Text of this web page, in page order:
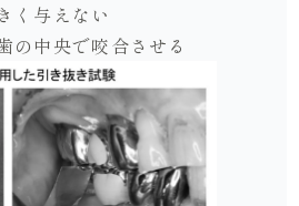
く与えない
中央で咬合させる